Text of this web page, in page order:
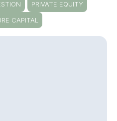
PRIVATE EQUITY
CAPITAL